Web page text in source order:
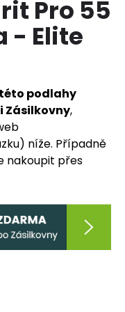
Pro 55
- Elite
podlahy
Zásilkovny,
níže. Případně
nakoupit přes